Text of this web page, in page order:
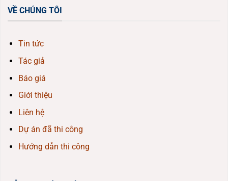
VỀ CHÚNG TÔI
Tin tức
Tác giả
Báo giá
Giới thiệu
Liên hệ
Dự án đã thi công
Hướng dẫn thi công